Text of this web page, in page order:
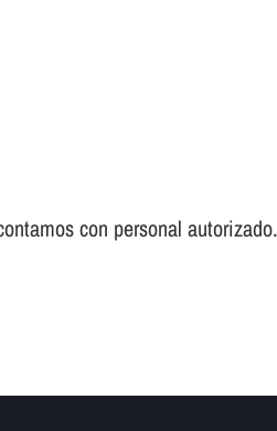
con personal autorizado.